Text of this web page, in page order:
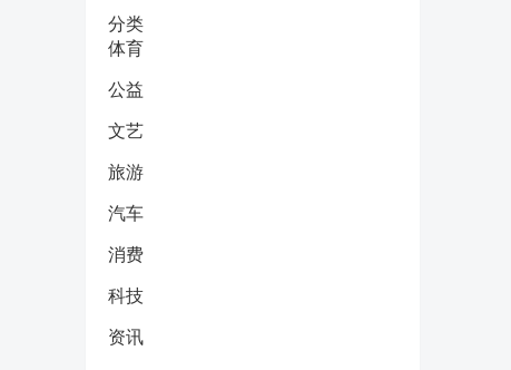
分类
体育
公益
文艺
旅游
汽车
消费
科技
资讯